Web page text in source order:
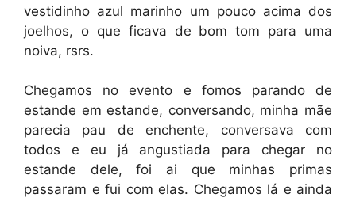
vestidinho azul marinho um pouco acima dos
joelhos, o que ficava de bom tom para uma
noiva, rsrs.
Chegamos no evento e fomos parando de
estande em estande, conversando, minha mãe
parecia pau de enchente, conversava com
todos e eu já angustiada para chegar no
estande dele, foi ai que minhas primas
passaram e fui com elas. Chegamos lá e ainda